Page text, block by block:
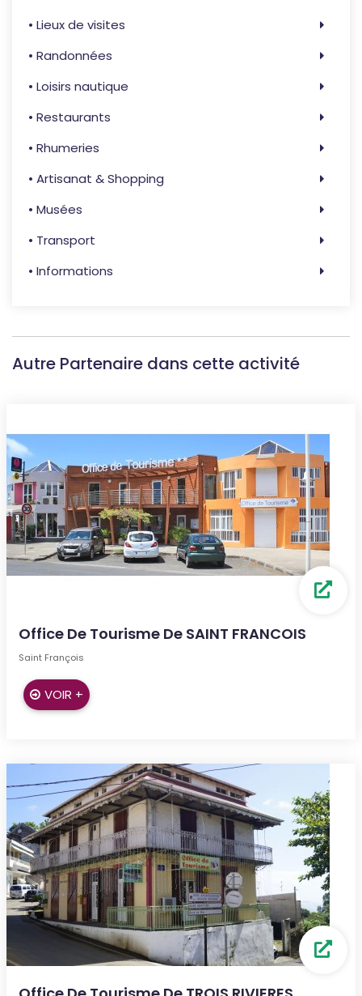
• Lieux de visites
• Randonnées
• Loisirs nautique
• Restaurants
• Rhumeries
• Artisanat & Shopping
• Musées
• Transport
• Informations
Autre Partenaire dans cette activité
Office De Tourisme De SAINT FRANCOIS
Saint François
VOIR +